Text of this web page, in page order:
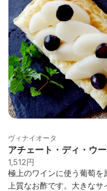
ヴィナイオータ
アチェート・ディ・ウ
1,512円
極上のワインに使う葡萄を
上質なお酢です。大きな